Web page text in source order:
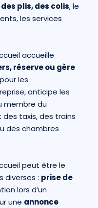
plis, des colis, le
les services
accueille
réserve ou gère
les
anticipe les
membre du
taxis, des trains
des chambres
peut être le
diverses : prise de
lors d’un
une annonce